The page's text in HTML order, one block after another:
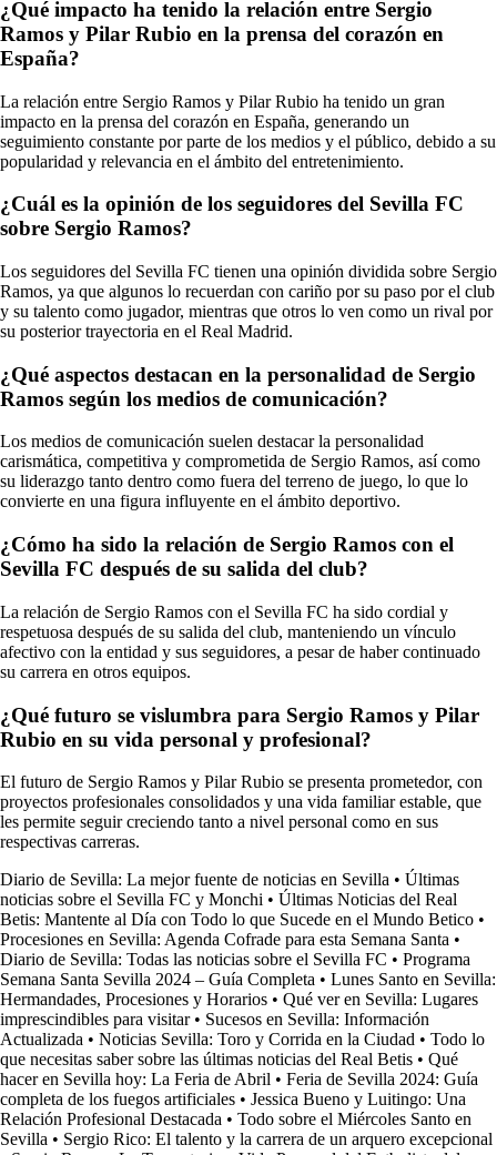
¿Qué impacto ha tenido la relación entre Sergio
Ramos y Pilar Rubio en la prensa del corazón en
España?
La relación entre Sergio Ramos y Pilar Rubio ha tenido un gran
impacto en la prensa del corazón en España, generando un
seguimiento constante por parte de los medios y el público, debido a su
popularidad y relevancia en el ámbito del entretenimiento.
¿Cuál es la opinión de los seguidores del Sevilla FC
sobre Sergio Ramos?
Los seguidores del Sevilla FC tienen una opinión dividida sobre Sergio
Ramos, ya que algunos lo recuerdan con cariño por su paso por el club
y su talento como jugador, mientras que otros lo ven como un rival por
su posterior trayectoria en el Real Madrid.
¿Qué aspectos destacan en la personalidad de Sergio
Ramos según los medios de comunicación?
Los medios de comunicación suelen destacar la personalidad
carismática, competitiva y comprometida de Sergio Ramos, así como
su liderazgo tanto dentro como fuera del terreno de juego, lo que lo
convierte en una figura influyente en el ámbito deportivo.
¿Cómo ha sido la relación de Sergio Ramos con el
Sevilla FC después de su salida del club?
La relación de Sergio Ramos con el Sevilla FC ha sido cordial y
respetuosa después de su salida del club, manteniendo un vínculo
afectivo con la entidad y sus seguidores, a pesar de haber continuado
su carrera en otros equipos.
¿Qué futuro se vislumbra para Sergio Ramos y Pilar
Rubio en su vida personal y profesional?
El futuro de Sergio Ramos y Pilar Rubio se presenta prometedor, con
proyectos profesionales consolidados y una vida familiar estable, que
les permite seguir creciendo tanto a nivel personal como en sus
respectivas carreras.
Diario de Sevilla: La mejor fuente de noticias en Sevilla • Últimas
noticias sobre el Sevilla FC y Monchi • Últimas Noticias del Real
Betis: Mantente al Día con Todo lo que Sucede en el Mundo Betico •
Procesiones en Sevilla: Agenda Cofrade para esta Semana Santa •
Diario de Sevilla: Todas las noticias sobre el Sevilla FC • Programa
Semana Santa Sevilla 2024 – Guía Completa • Lunes Santo en Sevilla:
Hermandades, Procesiones y Horarios • Qué ver en Sevilla: Lugares
imprescindibles para visitar• Sucesos en Sevilla: Información
Actualizada • Noticias Sevilla: Toro y Corrida en la Ciudad • Todo lo
que necesitas saber sobre las últimas noticias del Real Betis • Qué
hacer en Sevilla hoy: La Feria de Abril • Feria de Sevilla 2024: Guía
completa de los fuegos artificiales • Jessica Bueno y Luitingo: Una
Relación Profesional Destacada • Todo sobre el Miércoles Santo en
Sevilla • Sergio Rico: El talento y la carrera de un arquero excepcional